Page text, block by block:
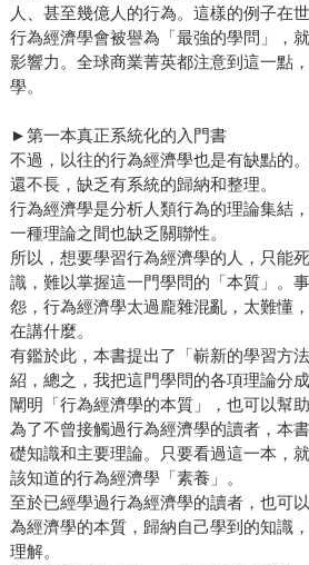
人、甚至幾億人的行為。這樣的例子在
行為經濟學會被譽為「最強的學問」，
影響力。全球商業菁英都注意到這一點
學。
►第一本真正系統化的入門書
不過，以往的行為經濟學也是有缺點的
還不長，缺乏有系統的歸納和整理。
行為經濟學是分析人類行為的理論集結
一種理論之間也缺乏關聯性。
所以，想要學習行為經濟學的人，只能
識，難以掌握這一門學問的「本質」。
怨，行為經濟學太過龐雜混亂，太難懂
在講什麼。
有鑑於此，本書提出了「嶄新的學習方
紹，總之，我把這門學問的各項理論分
闡明「行為經濟學的本質」，也可以幫
為了不曾接觸過行為經濟學的讀者，本
礎知識和主要理論。只要看過這一本，
該知道的行為經濟學「素養」。
至於已經學過行為經濟學的讀者，也可
為經濟學的本質，歸納自己學到的知識
理解。